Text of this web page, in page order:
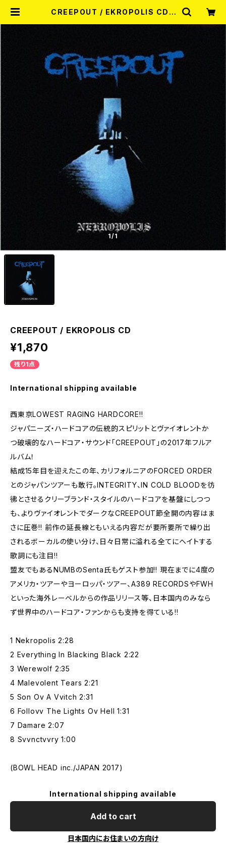
CREEPOUT / EKROPOLIS CD |
1/1
CREEPOUT / EKROPOLIS CD
¥1,870
残り1点
International shipping available
西東京LOWEST RAGING HARDCORE!!
ジャパニーズ・ハードコアの伝統的スピリットとヴァイオレントか
つ破壊的なハードコア・サウンド「CREEPOUT」の2017年フルア
ルバム！
結成15年目を迎えたこの年、カリフォルニアのFORCED ORDER
とのジャパンツアーも敢行。INTEGRITY、IN COLD BLOODを彷
彿とさせるクリーブランド・スタイルのハードコアを基盤にしつつ
も、よりヴァイオレントでダークなCREEPOUT節全開の内容はま
さに圧巻!! 前作の延長線ともいえる内容だが要所要所で繰り出
されるボーカルの使い分け、日々日常に溢れる全てにヘイトする
歌詞にも注目!!
盟友でもあるNUMBのSenta氏もゲスト参加!! 現在までに4度の
アメリカ・ツアーやヨーロッパ・ツアー、A389 RECORDSやFWH
といった海外レーベルからの作品リリース等、日本国内のみなら
ず世界中のハードコア・ファンからも支持を得ている!!
1 Nekropolis 2:28
2 Everything In Blacking Black 2:22
3 Werewolf 2:35
4 Malevolent Tears 2:21
5 Son Ov A Vvitch 2:31
6 Follovv The Lights Ov Hell 1:31
7 Damare 2:07
8 Svvnctvvry 1:00
(BOWL HEAD inc./JAPAN 2017)
International shipping available
Add to cart
日本国内にお住まいの方向け